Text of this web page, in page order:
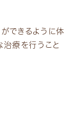
できるように体
治療を行うこと